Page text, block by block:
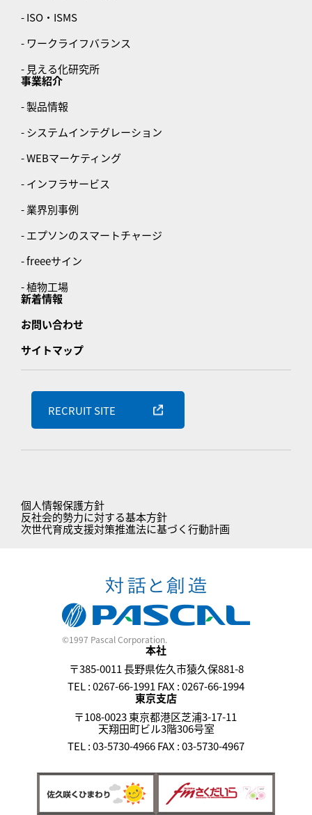
- ISO・ISMS
- ワークライフバランス
- 見える化研究所
事業紹介
- 製品情報
- システムインテグレーション
- WEBマーケティング
- インフラサービス
- 業界別事例
- エプソンのスマートチャージ
- freeeサイン
- 植物工場
新着情報
お問い合わせ
サイトマップ
RECRUIT SITE
個人情報保護方針
反社会的勢力に対する基本方針
次世代育成支援対策推進法に基づく行動計画
©1997 Pascal Corporation.
本社
〒385-0011 長野県佐久市猿久保881-8
TEL : 0267-66-1991 FAX : 0267-66-1994
東京支店
〒108-0023 東京都港区芝浦3-17-11
天翔田町ビル3階306号室
TEL : 03-5730-4966 FAX : 03-5730-4967